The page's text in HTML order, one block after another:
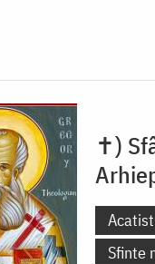
✝)
Acatist
Sfinte